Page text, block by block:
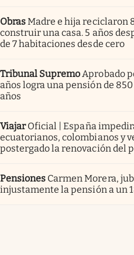
ObrasMadre e hija reciclaron
construir una casa. 5 años
de 7 habitaciones desde cero
Tribunal Supremo Aprobado
años logra una pensión de
años
Viajar Oficial | España
ecuatorianos, colombianos y
postergado la renovación del
Pensiones Carmen Morera,
injustamente la pensión a un